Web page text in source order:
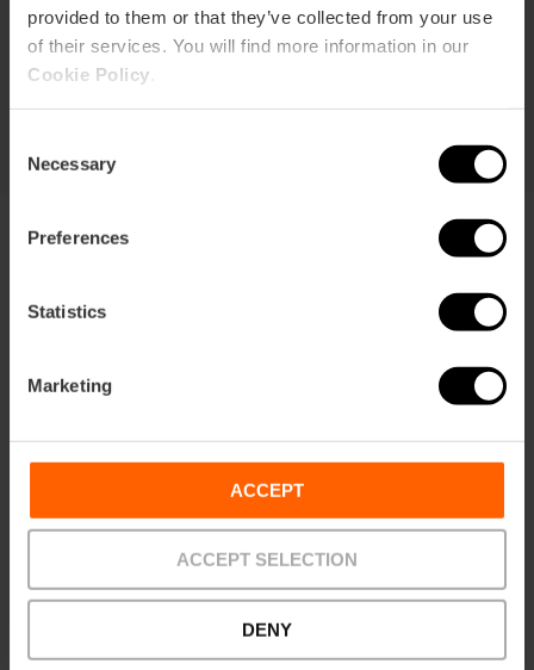
provided to them or that they’ve collected from your use
of their services. You will find more information in our
Cookie Policy
Selection
Necessary
Preferences
Statistics
Marketing
ACCEPT
ACCEPT SELECTION
DENY
Toegang tot 3 Fallas
Vanaf€ 19,00
Voorwaarden FAQs
Betalingen Retouren Afhaalpunten